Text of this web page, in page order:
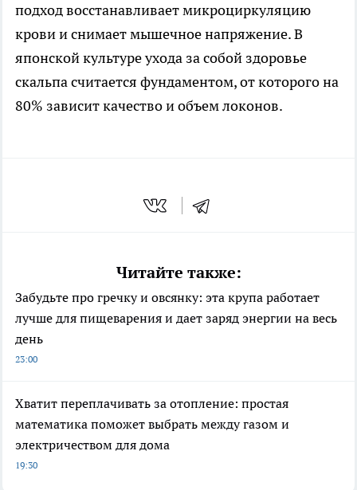
подход восстанавливает микроциркуляцию
крови и снимает мышечное напряжение. В
японской культуре ухода за собой здоровье
скальпа считается фундаментом, от которого на
80% зависит качество и объем локонов.
Читайте также:
Забудьте про гречку и овсянку: эта крупа работает
лучше для пищеварения и дает заряд энергии на весь
день
23:00
Хватит переплачивать за отопление: простая
математика поможет выбрать между газом и
электричеством для дома
19:30